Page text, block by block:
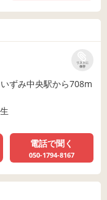
リストに
保存
ずみ中央駅から708m
電話で聞く
050-1794-8167